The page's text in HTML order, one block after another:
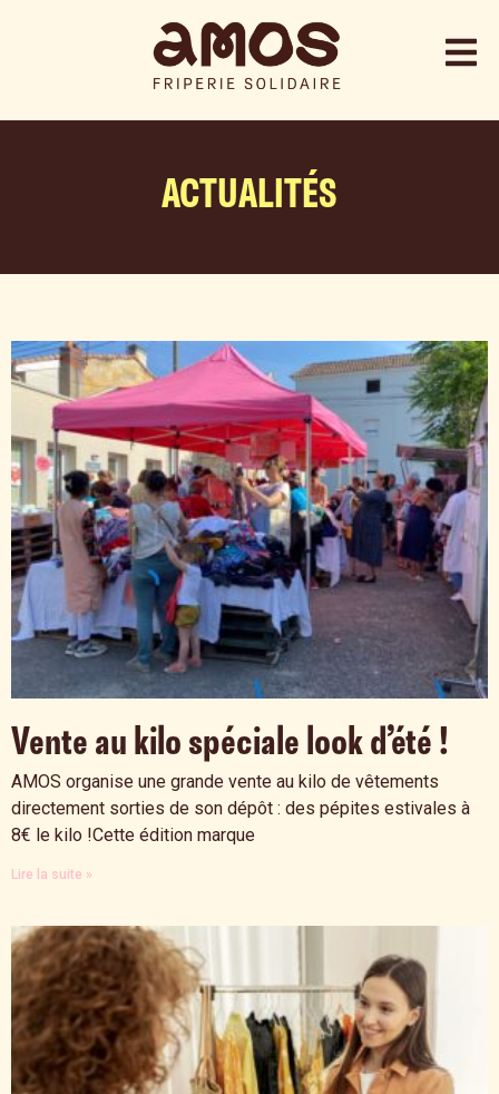
ACTUALITÉS
Vente au kilo spéciale look d’été !
AMOS organise une grande vente au kilo de vêtements
directement sorties de son dépôt : des pépites estivales à
8€ le kilo !Cette édition marque
Lire la suite »